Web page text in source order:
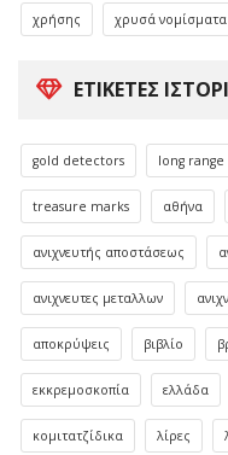
χρήσης χρυσά νομίσματα
ΕΤΙΚΈΤΕΣ
gold detectors long
treasure marks αθήνα
ανιχνευτής αποστάσεως
ανιχνευτες μεταλλων
αποκρύψεις βιβλίο
εκκρεμοσκοπία ελλάδα
κομιτατζίδικα λίρες